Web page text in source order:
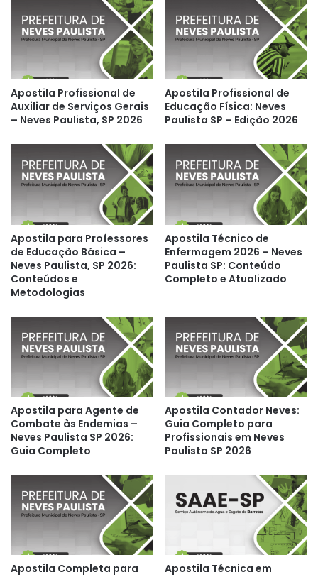
Apostila Profissional de
Auxiliar de Serviços Gerais
– Neves Paulista, SP 2026
Apostila Profissional de
Educação Física: Neves
Paulista SP – Edição 2026
Apostila para Professores
de Educação Básica –
Neves Paulista, SP 2026:
Conteúdos e
Metodologias
Apostila Técnico de
Enfermagem 2026 – Neves
Paulista SP: Conteúdo
Completo e Atualizado
Apostila para Agente de
Combate às Endemias –
Neves Paulista SP 2026:
Guia Completo
Apostila Contador Neves:
Guia Completo para
Profissionais em Neves
Paulista SP 2026
Apostila Completa para
Apostila Técnica em